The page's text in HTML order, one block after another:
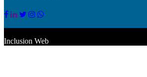
Inclusion Web